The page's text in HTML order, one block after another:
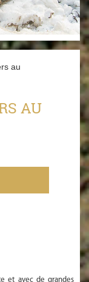
au
AU
et avec de grandes